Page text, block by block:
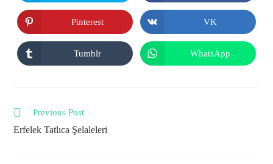
Pinterest VK
Tumblr WhatsApp
Previous Post
Erfelek Tatlıca Şelaleleri